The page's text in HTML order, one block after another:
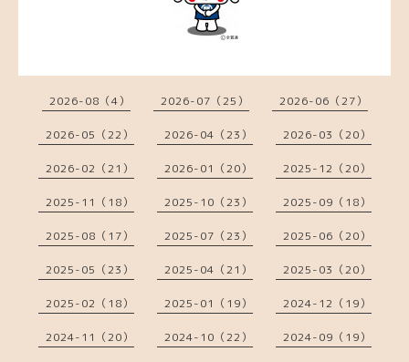
2026-08（4） 2026-07（25） 2026-06（27）
2026-05（22） 2026-04（23） 2026-03（20）
2026-02（21） 2026-01（20） 2025-12（20）
2025-11（18） 2025-10（23） 2025-09（18）
2025-08（17） 2025-07（23） 2025-06（20）
2025-05（23） 2025-04（21） 2025-03（20）
2025-02（18） 2025-01（19） 2024-12（19）
2024-11（20） 2024-10（22） 2024-09（19）